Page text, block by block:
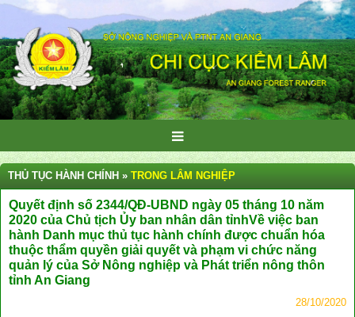
THỦ TỤC HÀNH CHÍNH » TRONG LÂM NGHIỆP
Quyết định số 2344/QĐ-UBND ngày 05 tháng 10 năm
2020 của Chủ tịch Ủy ban nhân dân tỉnhVề việc ban
hành Danh mục thủ tục hành chính được chuẩn hóa
thuộc thẩm quyền giải quyết và phạm vi chức năng
quản lý của Sở Nông nghiệp và Phát triển nông thôn
tỉnh An Giang
28/10/2020